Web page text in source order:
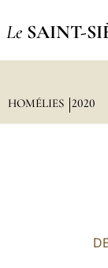
Le SAINT-
HOMÉLIES 2020